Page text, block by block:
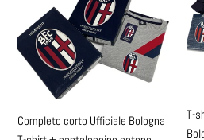
z
i
o
n
e
Ufficiale
Bologna
T-
pantaloncino
Completo corto Ufficiale Bologna
shirt
+
T-